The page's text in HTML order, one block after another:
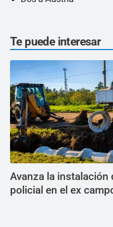
Te puede interesar
Avanza la instalación
policial en el ex